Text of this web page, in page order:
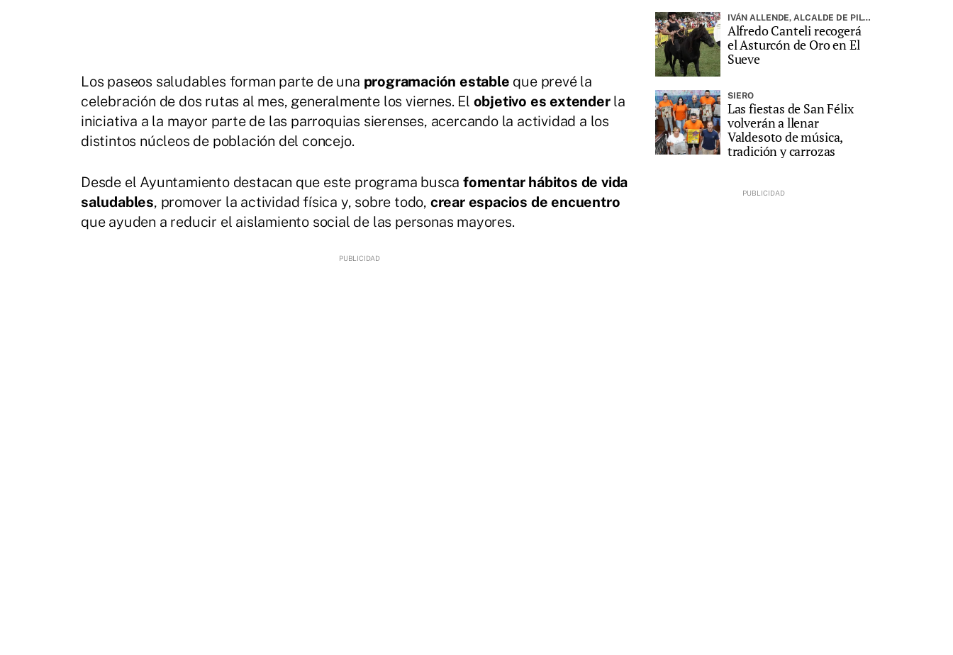
Los paseos saludables forman parte de una programación estable que prevé la
celebración de dos rutas al mes, generalmente los viernes. El objetivo es extenderla
iniciativa a la mayor parte de las parroquias sierenses, acercando la actividad a los
distintos núcleos de población del concejo.
Desde el Ayuntamiento destacan que este programa busca fomentar hábitos de vida
saludables, promover la actividad física y, sobre todo, crear espacios de encuentro
que ayuden a reducir el aislamiento social de las personas mayores.
IVÁN ALLENDE, ALCALDE DE PILOÑA, PREGONARÁ LA FIESTA
Alfredo Canteli recogerá
el Asturcón de Oro en El
Sueve
SIERO
Las fiestas de San Félix
volverán a llenar
Valdesoto de música,
tradición y carrozas